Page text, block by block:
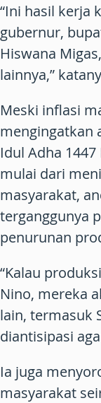
“Ini hasil kerja
gubernur,
Hiswana
lainnya,”
Meski inflasi
mengingatkan
Idul Adha
mulai dari
masyarakat,
terganggunya
penurunan
“Kalau
Nino, mereka
lain, termasuk
diantisipasi
Ia juga
masyarakat